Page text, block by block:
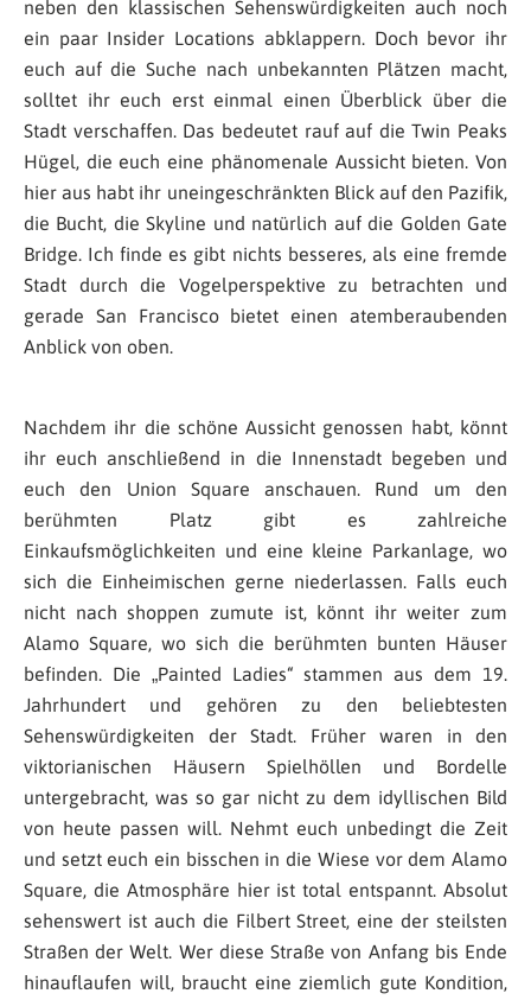
neben den klassischen Sehenswürdigkeiten auch noch
ein paar Insider Locations abklappern. Doch bevor ihr
euch auf die Suche nach unbekannten Plätzen macht,
solltet ihr euch erst einmal einen Überblick über die
Stadt verschaffen. Das bedeutet rauf auf die Twin Peaks
Hügel, die euch eine phänomenale Aussicht bieten. Von
hier aus habt ihr uneingeschränkten Blick auf den Pazifik,
die Bucht, die Skyline und natürlich auf die Golden Gate
Bridge. Ich finde es gibt nichts besseres, als eine fremde
Stadt durch die Vogelperspektive zu betrachten und
gerade San Francisco bietet einen atemberaubenden
Anblick von oben.
Nachdem ihr die schöne Aussicht genossen habt, könnt
ihr euch anschließend in die Innenstadt begeben und
euch den Union Square anschauen. Rund um den
berühmten Platz gibt es zahlreiche
Einkaufsmöglichkeiten und eine kleine Parkanlage, wo
sich die Einheimischen gerne niederlassen. Falls euch
nicht nach shoppen zumute ist, könnt ihr weiter zum
Alamo Square, wo sich die berühmten bunten Häuser
befinden. Die „Painted Ladies“ stammen aus dem 19.
Jahrhundert und gehören zu den beliebtesten
Sehenswürdigkeiten der Stadt. Früher waren in den
viktorianischen Häusern Spielhöllen und Bordelle
untergebracht, was so gar nicht zu dem idyllischen Bild
von heute passen will. Nehmt euch unbedingt die Zeit
und setzt euch ein bisschen in die Wiese vor dem Alamo
Square, die Atmosphäre hier ist total entspannt. Absolut
sehenswert ist auch die Filbert Street, eine der steilsten
Straßen der Welt. Wer diese Straße von Anfang bis Ende
hinauflaufen will, braucht eine ziemlich gute Kondition,